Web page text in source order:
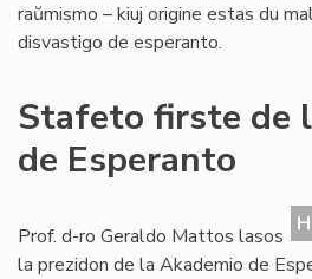
raŭmismo – kiuj origine estas du
disvastigo de esperanto.
Stafeto firste de
de Esperanto
Prof. d-ro Geraldo Mattos lasos
la prezidon de la Akademio de